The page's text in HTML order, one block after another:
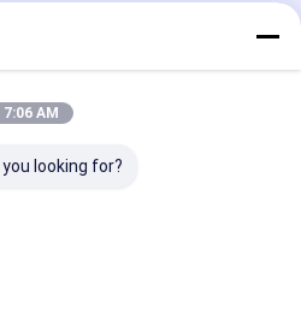
7:06 AM
looking for?